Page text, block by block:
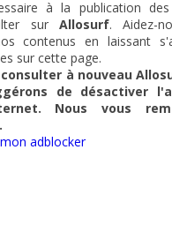
à la publication
sur Allosurf. Aidez-
contenus en laissant
sur cette page.
à nouveau
de désactiver
Nous vous
adblocker